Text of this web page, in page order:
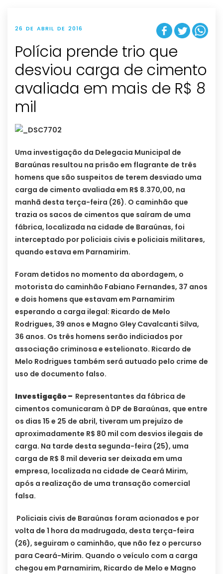
26 DE ABRIL DE 2016
Polícia prende trio que
desviou carga de cimento
avaliada em mais de R$ 8
Uma investigação da Delegacia Municipal de
Baraúnas resultou na prisão em flagrante de três
homens que são suspeitos de terem desviado uma
carga de cimento avaliada em R$ 8.370,00, na
manhã desta terça-feira (26). O caminhão que
trazia os sacos de cimentos que saíram de uma
fábrica, localizada na cidade de Baraúnas, foi
interceptado por policiais civis e policiais militares,
quando estava em Parnamirim.
Foram detidos no momento da abordagem, o
motorista do caminhão Fabiano Fernandes, 37 anos
e dois homens que estavam em Parnamirim
esperando a carga ilegal: Ricardo de Melo
Rodrigues, 39 anos e Magno Gley Cavalcanti Silva,
36 anos. Os três homens serão indiciados por
associação criminosa e estelionato. Ricardo de
Melo Rodrigues também será autuado pelo crime de
uso de documento falso.
Investigação – Representantes da fábrica de
cimentos comunicaram à DP de Baraúnas, que entre
os dias 15 e 25 de abril, tiveram um prejuízo de
aproximadamente R$ 80 mil com desvios ilegais de
carga. Na tarde desta segunda-feira (25), uma
carga de R$ 8 mil deveria ser deixada em uma
empresa, localizada na cidade de Ceará Mirim,
após a realização de uma transação comercial
falsa.
Policiais civis de Baraúnas foram acionados e por
volta de 1 hora da madrugada, desta terça-feira
(26), seguiram o caminhão, que não fez o percurso
para Ceará-Mirim. Quando o veículo com a carga
chegou em Parnamirim, Ricardo de Melo e Magno